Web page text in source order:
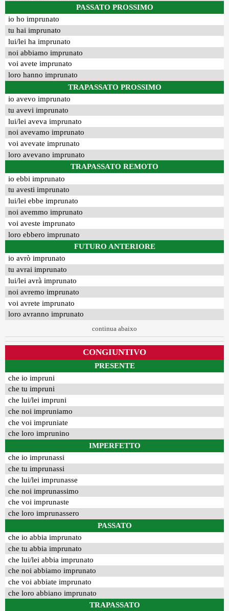
PASSATO PROSSIMO
io ho imprunato
tu hai imprunato
lui/lei ha imprunato
noi abbiamo imprunato
voi avete imprunato
loro hanno imprunato
TRAPASSATO PROSSIMO
io avevo imprunato
tu avevi imprunato
lui/lei aveva imprunato
noi avevamo imprunato
voi avevate imprunato
loro avevano imprunato
TRAPASSATO REMOTO
io ebbi imprunato
tu avesti imprunato
lui/lei ebbe imprunato
noi avemmo imprunato
voi aveste imprunato
loro ebbero imprunato
FUTURO ANTERIORE
io avrò imprunato
tu avrai imprunato
lui/lei avrà imprunato
noi avremo imprunato
voi avrete imprunato
loro avranno imprunato
continua abaixo
CONGIUNTIVO
PRESENTE
che io impruni
che tu impruni
che lui/lei impruni
che noi impruniamo
che voi impruniate
che loro imprunino
IMPERFETTO
che io imprunassi
che tu imprunassi
che lui/lei imprunasse
che noi imprunassimo
che voi imprunaste
che loro imprunassero
PASSATO
che io abbia imprunato
che tu abbia imprunato
che lui/lei abbia imprunato
che noi abbiamo imprunato
che voi abbiate imprunato
che loro abbiano imprunato
TRAPASSATO